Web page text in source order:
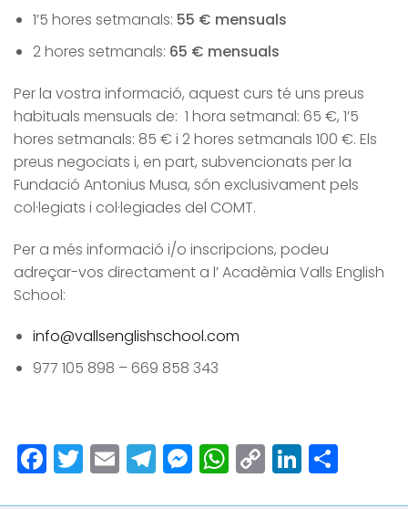
1’5 hores setmanals: 55 € mensuals
2 hores setmanals: 65 € mensuals
Per la vostra informació, aquest curs té uns preus
habituals mensuals de: 1 hora setmanal: 65 €, 1’5
hores setmanals: 85 € i 2 hores setmanals 100 €. Els
preus negociats i, en part, subvencionats per la
Fundació Antonius Musa, són exclusivament pels
col·legiats i col·legiades del COMT.
Per a més informació i/o inscripcions, podeu
adreçar-vos directament a l’ Acadèmia Valls English
School:
info@vallsenglishschool.com
977 105 898 – 669 858 343
Facebook
Twitter
EmailTelegram
Messenger
WhatsApp
Copy
Link